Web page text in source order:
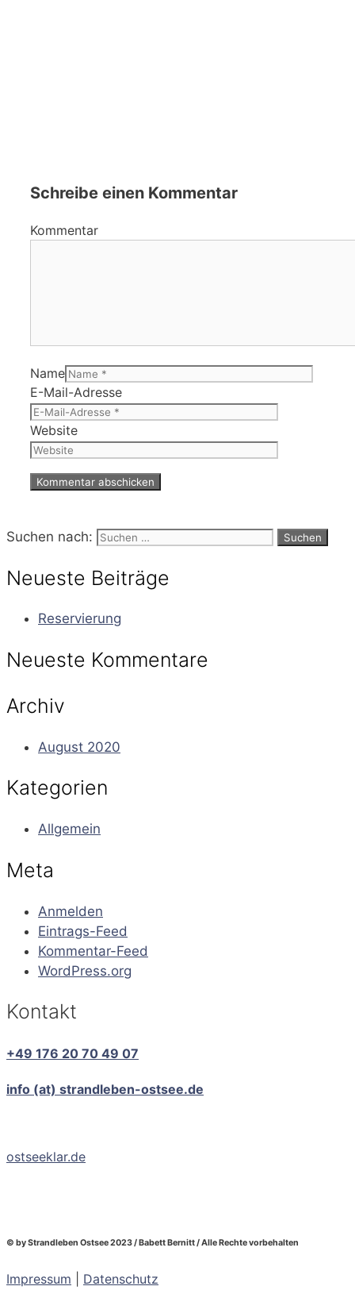
Schreibe einen Kommentar
Kommentar
Name
E-Mail-Adresse
Website
Suchen nach:
Neueste Beiträge
Reservierung
Neueste Kommentare
Archiv
August 2020
Kategorien
Allgemein
Meta
Anmelden
Eintrags-Feed
Kommentar-Feed
WordPress.org
Kontakt
+49 176 20 70 49 07
info (at) strandleben-ostsee.de
ostseeklar.de
© by Strandleben Ostsee 2023 / Babett Bernitt / Alle Rechte vorbehalten
Impressum Datenschutz